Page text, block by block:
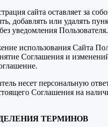
сайта оставляет за
добавлять или удалять
уведомления Пользователя.
использования Сайта
Соглашения и
несет персональную
Соглашения на
ТЕРМИНОВ